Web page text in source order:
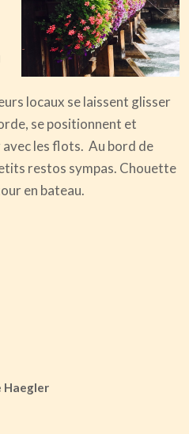
locaux se laissent glisser
se positionnent et
les flots. Au bord de
restos sympas. Chouette
en bateau.
Haegler